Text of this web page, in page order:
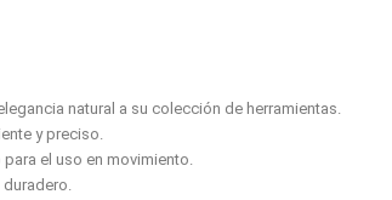
natural a su colección de herramientas.
y preciso.
el uso en movimiento.
duradero.